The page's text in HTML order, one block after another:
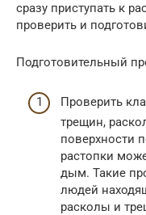
сразу приступать к
проверить и
Подготовительный
Проверить
трещин,
поверхности
растопки
дым. Такие
людей
расколы и